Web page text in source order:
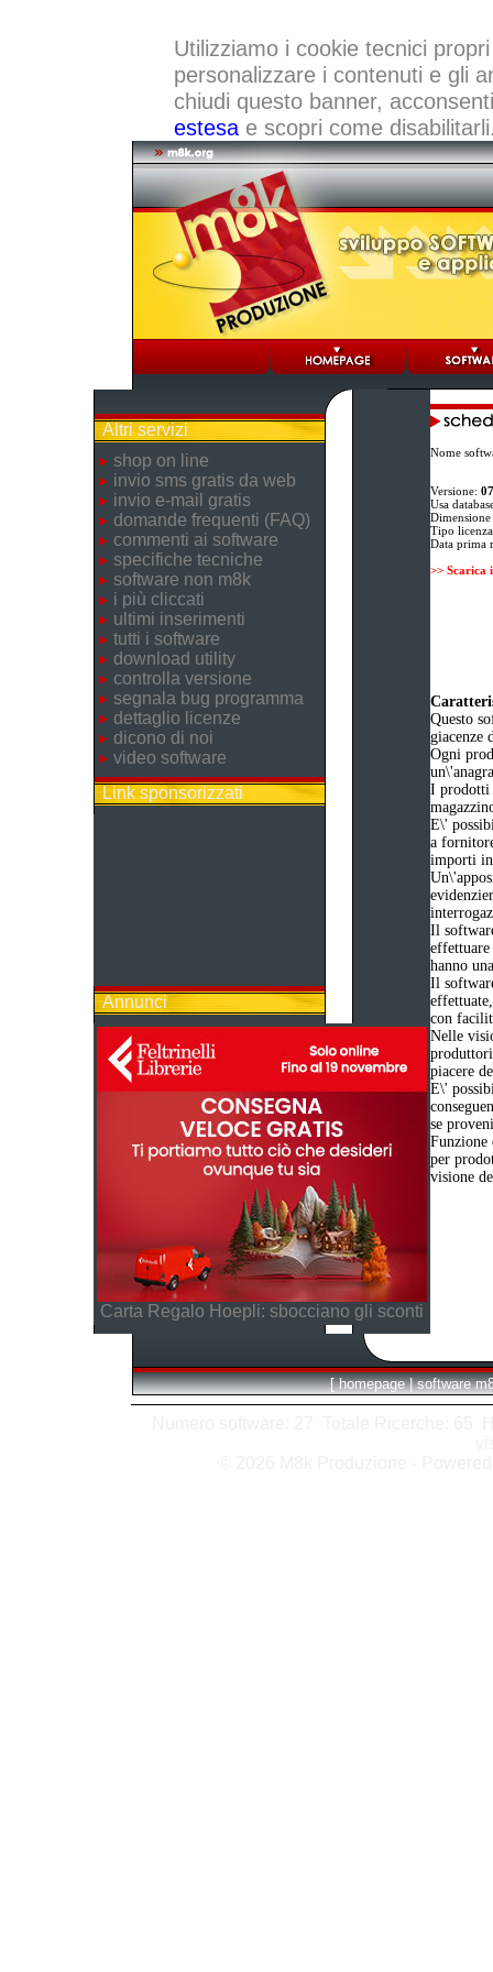
Utilizziamo i cookie tecnici
personalizzare i contenuti e gli
chiudi questo banner,
estesae scopri come
Altri servizi
shop on line
invio sms gratis da web
invio e-mail gratis
domande frequenti (FAQ)
commenti ai software
specifiche tecniche
software non m8k
i più cliccati
ultimi inserimenti
tutti i software
download utility
controlla versione
segnala bug programma
dettaglio licenze
dicono di noi
video software
Link sponsorizzati
Annunci
Carta Regalo Hoepli: sbocciano gli sconti
Nome
Versione:
Usa
Tipo
Data prima
>> Scarica
Questo
giacenze
Ogni
I prodotti
E\'
a
importi
Il
hanno
Il
con
Nelle
piacere
E\'
se
Funzione
per
visione
[ homepage | software